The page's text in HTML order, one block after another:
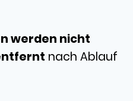
werden nicht
nach Ablauf